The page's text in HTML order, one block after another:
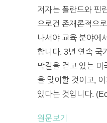
저자는 폴란드와 핀
으로건 존재론적으
나서야 교육 분야에
합니다. 3년 연속 국
막길을 걷고 있는 미
을 맞이할 것이고,
있다는 것입니다.
원문보기